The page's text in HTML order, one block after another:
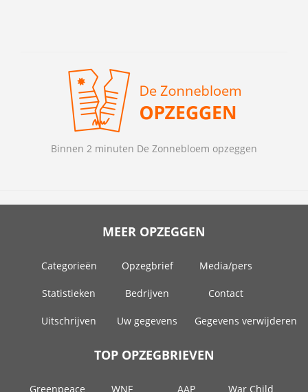
Binnen 2 minuten De Zonnebloem opzeggen
MEER OPZEGGEN
Categorieën Opzegbrief Media/pers
Statistieken Bedrijven Contact
Uitschrijven Uw gegevens Gegevens verwijderen
TOP OPZEGBRIEVEN
Greenpeace WNF AAP War Child